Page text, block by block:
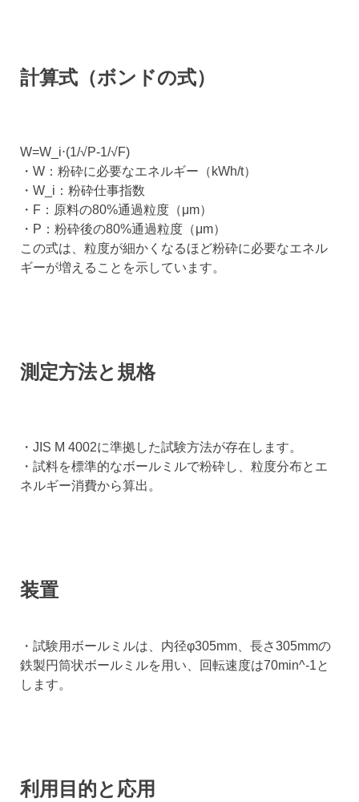
計算式（ボンドの式）
W=W_i⋅(1/√P-1/√F)
・W：粉砕に必要なエネルギー（kWh/t）
・W_i：粉砕仕事指数
・F：原料の80%通過粒度（μm）
・P：粉砕後の80%通過粒度（μm）
この式は、粒度が細かくなるほど粉砕に必要なエネル
ギーが増えることを示しています。
測定方法と規格
・JIS M 4002に準拠した試験方法が存在します。
・試料を標準的なボールミルで粉砕し、粒度分布とエ
ネルギー消費から算出。
装置
・試験用ボールミルは、内径φ305mm、長さ305mmの
鉄製円筒状ボールミルを用い、回転速度は70min^-1と
します。
利用目的と応用